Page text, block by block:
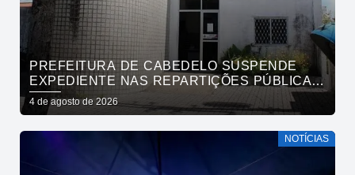
PREFEITURA DE CABEDELO SUSPENDE
EXPEDIENTE NAS REPARTIÇÕES PÚBLICAS
MUNICIPAIS NESTA QUARTA-FEIRA (5)
4 de agosto de 2026
NOTÍCIAS